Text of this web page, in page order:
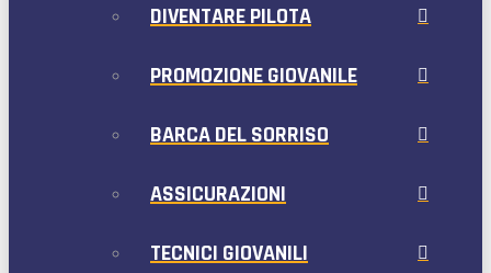
DIVENTARE PILOTA
PROMOZIONE GIOVANILE
BARCA DEL SORRISO
ASSICURAZIONI
TECNICI GIOVANILI